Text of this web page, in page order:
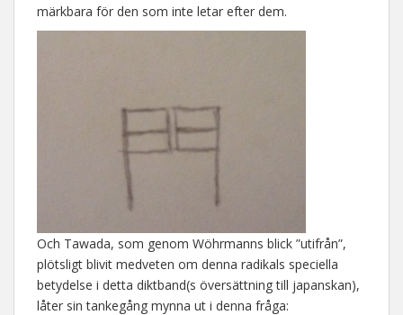
märkbara för den som inte letar efter dem.
Och Tawada, som genom Wöhrmanns blick ”utifrån”,
plötsligt blivit medveten om denna radikals speciella
betydelse i detta diktband(s översättning till japanskan),
låter sin tankegång mynna ut i denna fråga: